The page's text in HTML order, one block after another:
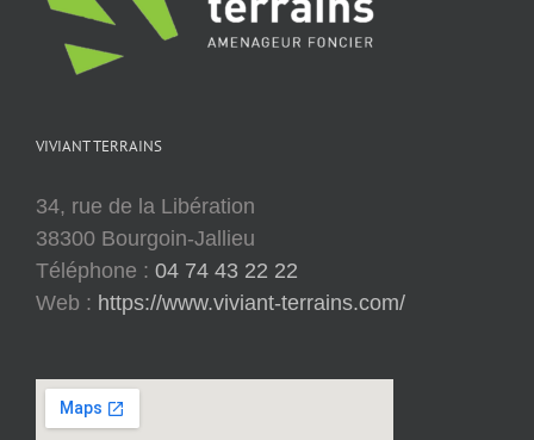
VIVIANT TERRAINS
34, rue de la Libération
38300 Bourgoin-Jallieu
Téléphone : 04 74 43 22 22
Web : https://www.viviant-terrains.com/